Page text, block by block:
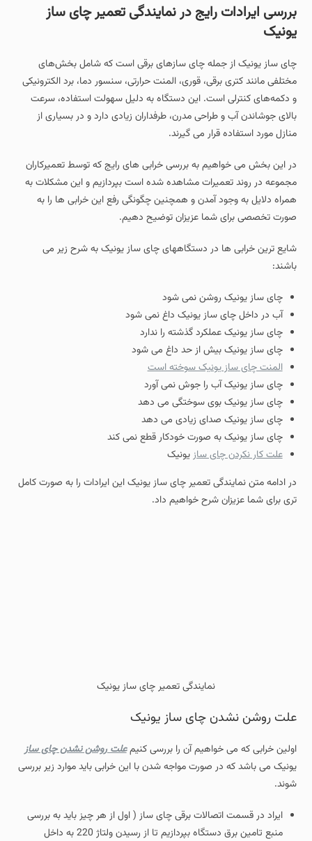
بررسی ایرادات رایج در نمایندگی تعمیر چای ساز
یونیک
چای‌ ساز یونیک از جمله چای‌ سازهای برقی است که شامل بخش‌های
مختلفی مانند کتری برقی، قوری، المنت حرارتی، سنسور دما، برد الکترونیکی
و دکمه‌های کنترلی است. این دستگاه به دلیل سهولت استفاده، سرعت
بالای جوشاندن آب و طراحی مدرن، طرفداران زیادی دارد و در بسیاری از
منازل مورد استفاده قرار می گیرند.
در این بخش می خواهیم به بررسی خرابی های رایج که توسط تعمیرکاران
مجموعه در روند تعمیرات مشاهده شده است بپردازیم و این مشکلات به
همراه دلایل به وجود آمدن و همچنین چگونگی رفع این خرابی ها را به
صورت تخصصی برای شما عزیزان توضیح دهیم.
شایع ترین خرابی ها در دستگاههای چای ساز یونیک به شرح زیر می
باشند:
چای ساز یونیک روشن نمی شود
آب در داخل چای ساز یونیک داغ نمی شود
چای ساز یونیک عملکرد گذشته را ندارد
چای ساز یونیک بیش از حد داغ می شود
المنت چای ساز یونیک سوخته است
چای ساز یونیک آب را جوش نمی آورد
چای ساز یونیک بوی سوختگی می دهد
چای ساز یونیک صدای زیادی می دهد
چای ساز یونیک به صورت خودکار قطع نمی کند
علت کار نکردن چای سازیونیک
در ادامه متن نمایندگی تعمیر چای ساز یونیک این ایرادات را به صورت کامل
تری برای شما عزیزان شرح خواهیم داد.
نمایندگی تعمیر چای ساز یونیک
علت روشن نشدن چای ساز یونیک
اولین خرابی که می خواهیم آن را بررسی کنیمعلت روشن نشدن چای ساز
یونیک می باشد که در صورت مواجه شدن با این خرابی باید موارد زیر بررسی
شوند.
ایراد در قسمت اتصالات برقی چای ساز ( اول از هر چیز باید به بررسی
منبع تامین برق دستگاه بپردازیم تا از رسیدن ولتاژ 220 به داخل